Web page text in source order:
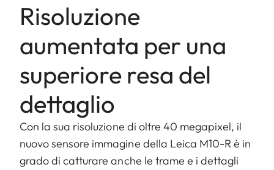
Risoluzione
aumentata per una
superiore resa del
dettaglio
Con la sua risoluzione di oltre 40 megapixel, il
nuovo sensore immagine della Leica M10-R è in
grado di catturare anche le trame e i dettagli